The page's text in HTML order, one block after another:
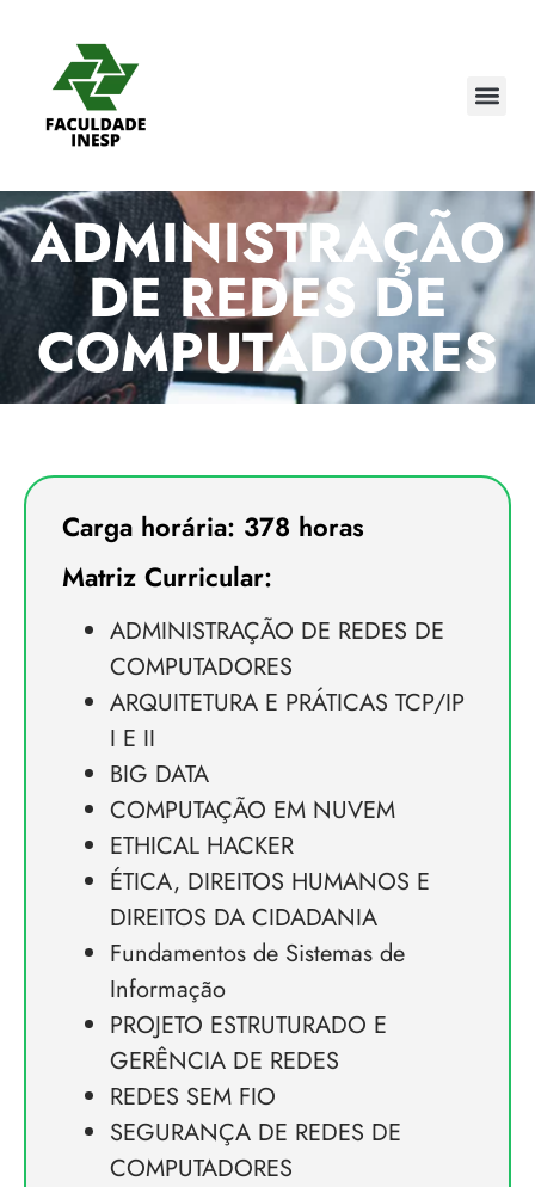
ADMINISTRAÇÃO
DE REDES DE
COMPUTADORES
Carga horária: 378 horas
Matriz Curricular:
ADMINISTRAÇÃO DE REDES DE
COMPUTADORES
ARQUITETURA E PRÁTICAS TCP/IP
I E II
BIG DATA
COMPUTAÇÃO EM NUVEM
ETHICAL HACKER
ÉTICA, DIREITOS HUMANOS E
DIREITOS DA CIDADANIA
Fundamentos de Sistemas de
Informação
PROJETO ESTRUTURADO E
GERÊNCIA DE REDES
REDES SEM FIO
SEGURANÇA DE REDES DE
COMPUTADORES